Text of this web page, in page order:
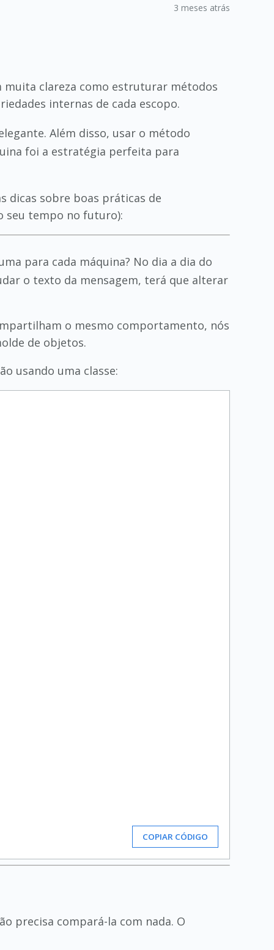
3 meses atrás
muita clareza como estruturar métodos
internas de cada escopo.
Além disso, usar o método
foi a estratégia perfeita para
dicas sobre boas práticas de
seu tempo no futuro):
para cada máquina? No dia a dia do
o texto da mensagem, terá que alterar
o mesmo comportamento, nós
de objetos.
usando uma classe:
COPIAR CÓDIGO
precisa compará-la com nada. O